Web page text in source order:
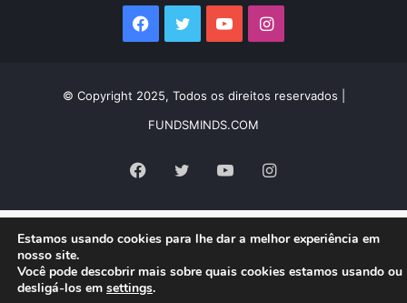
Facebook
Twitter YouTubeInstagram
© Copyright 2025, Todos os direitos reservados |
FUNDSMINDS.COM
Facebook
Twitter YouTubeInstagram
Estamos usando cookies para lhe dar a melhor experiência em
nosso site.
Você pode descobrir mais sobre quais cookies estamos usando ou
desligá-los em settings.